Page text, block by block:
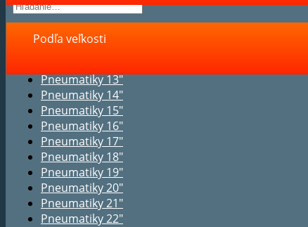
Podľa veľkosti
Pneumatiky 13"
Pneumatiky 14"
Pneumatiky 15"
Pneumatiky 16"
Pneumatiky 17"
Pneumatiky 18"
Pneumatiky 19"
Pneumatiky 20"
Pneumatiky 21"
Pneumatiky 22"